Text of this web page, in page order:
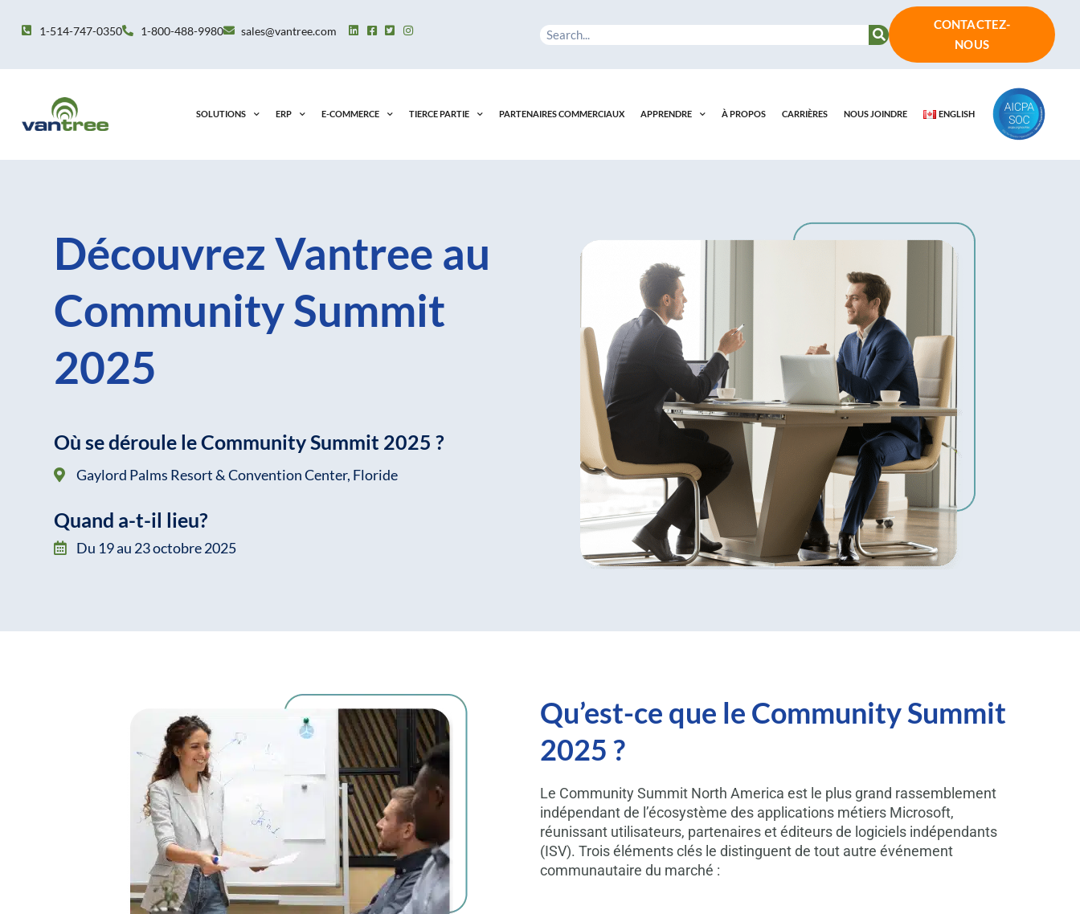
1-514-747-0350 1-800-488-9980 sales@vantree.com Rechercher
CONTACTEZ-
NOUS
SOLUTIONS ERP E-COMMERCE TIERCE PARTIE PARTENAIRES COMMERCIAUX APPRENDRE À PROPOS CARRIÈRES NOUS JOINDRE ENGLISH
Découvrez Vantree au
Community Summit
2025
Où se déroule le Community Summit 2025 ?
Gaylord Palms Resort & Convention Center, Floride
Quand a-t-il lieu?
Du 19 au 23 octobre 2025
Qu’est-ce que le Community Summit
2025 ?
Le Community Summit North America est le plus grand rassemblement
indépendant de l’écosystème des applications métiers Microsoft,
réunissant utilisateurs, partenaires et éditeurs de logiciels indépendants
(ISV). Trois éléments clés le distinguent de tout autre événement
communautaire du marché :